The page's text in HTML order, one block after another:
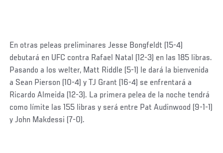
En otras peleas preliminares Jesse Bongfeldt (15-4)
debutará en UFC contra Rafael Natal (12-3) en las 185 libras.
Pasando a los welter, Matt Riddle (5-1) le dará la bienvenida
a Sean Pierson (10-4) y TJ Grant (16-4) se enfrentará a
Ricardo Almeida (12-3). La primera pelea de la noche tendrá
como límite las 155 libras y será entre Pat Audinwood (9-1-1)
y John Makdessi (7-0).